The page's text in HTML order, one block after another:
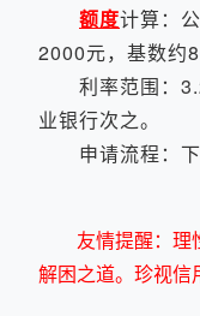
额度计算：
2000元，基数约
利率范围：
业银行次之。
申请流程：下
友情提醒：理
解困之道。珍视信